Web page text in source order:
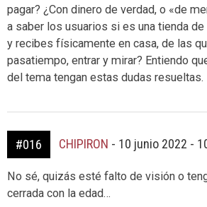
pagar? ¿Con dinero de verdad, o «de
a saber los usuarios si es una tienda
y recibes físicamente en casa, de las
pasatiempo, entrar y mirar? Entiendo
del tema tengan estas dudas resueltas.
#016 CHIPIRON - 10 junio 2022 -
No sé, quizás esté falto de visión o
cerrada con la edad…